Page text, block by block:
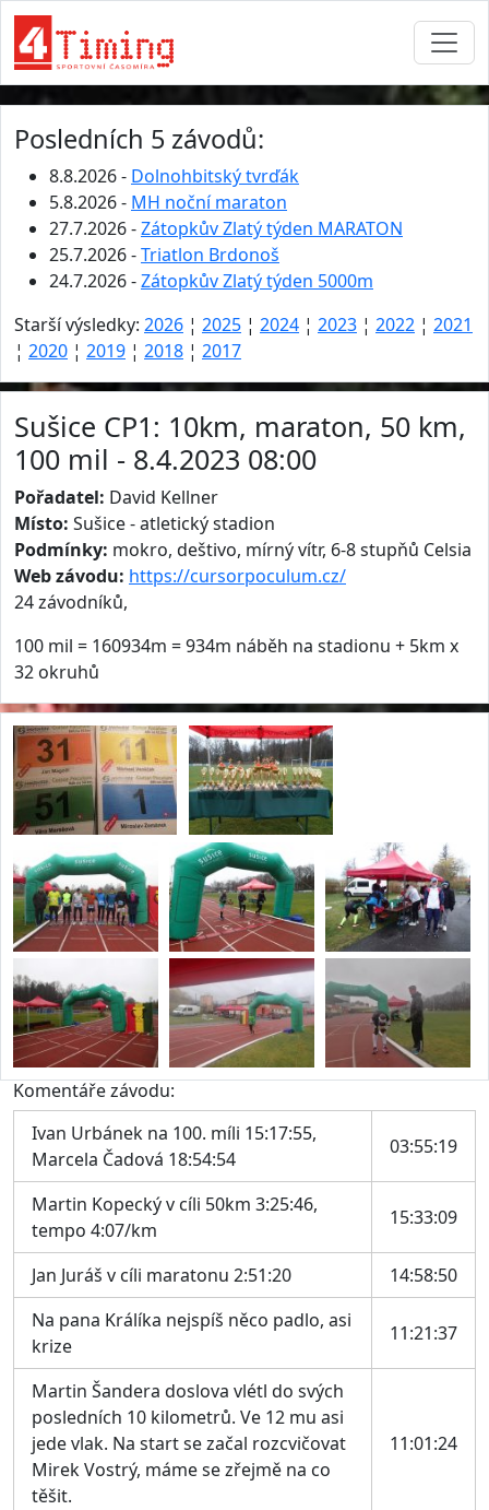
Posledních 5 závodů:
8.8.2026 - Dolnohbitský tvrďák
5.8.2026 - MH noční maraton
27.7.2026 -Zátopkův Zlatý týden MARATON
25.7.2026 -Triatlon Brdonoš
24.7.2026 -Zátopkův Zlatý týden 5000m
Starší výsledky: 2026 ¦ 2025 ¦ 2024 ¦ 2023 ¦ 2022 ¦ 2021
¦ 2020 ¦ 2019 ¦ 2018 ¦ 2017
Sušice CP1: 10km, maraton, 50 km,
100 mil - 8.4.2023 08:00
Pořadatel: David Kellner
Místo: Sušice - atletický stadion
Podmínky: mokro, deštivo, mírný vítr, 6-8 stupňů Celsia
Web závodu: https://cursorpoculum.cz/
24 závodníků,
100 mil = 160934m = 934m náběh na stadionu + 5km x
32 okruhů
Komentáře závodu:
Ivan Urbánek na 100. míli 15:17:55,
Marcela Čadová 18:54:54
03:55:19
Martin Kopecký v cíli 50km 3:25:46,
tempo 4:07/km
15:33:09
Jan Juráš v cíli maratonu 2:51:20
14:58:50
Na pana Králíka nejspíš něco padlo, asi
krize
11:21:37
Martin Šandera doslova vlétl do svých
posledních 10 kilometrů. Ve 12 mu asi
jede vlak. Na start se začal rozcvičovat
Mirek Vostrý, máme se zřejmě na co
těšit.
11:01:24